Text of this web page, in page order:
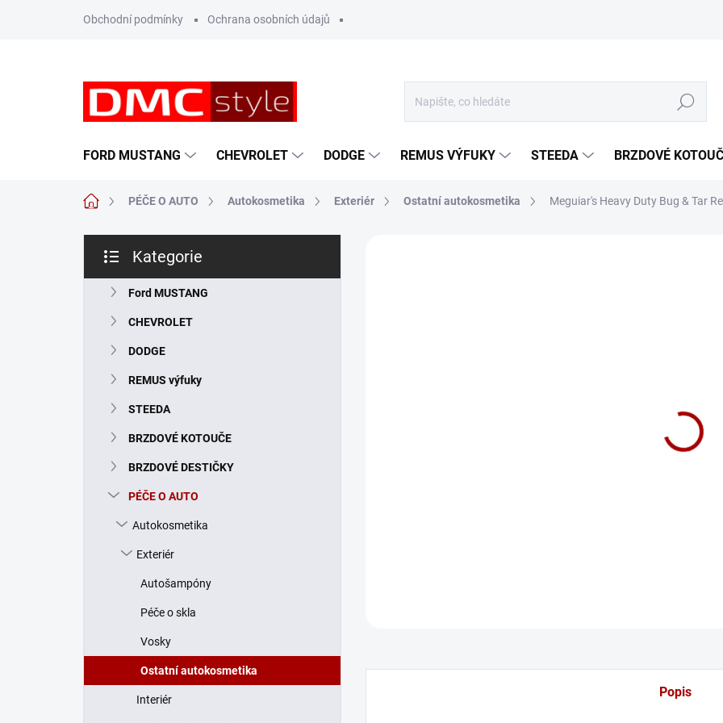
Obchodní podmínky Ochrana osobních údajů
Hledat
FORD MUSTANG CHEVROLET DODGE REMUS VÝFUKY STEEDA BRZDOVÉ
Domů PÉČE O AUTO Autokosmetika Exteriér Ostatní autokosmetika Meguiar's Heavy Duty Bug & Tar
s
kategorie
Kategorie
Ford MUSTANG
CHEVROLET
DODGE
REMUS výfuky
STEEDA
BRZDOVÉ KOTOUČE
BRZDOVÉ DESTIČKY
PÉČE O AUTO
Autokosmetika
Exteriér
Autošampóny
Péče o skla
Vosky
Ostatní autokosmetika
Interiér Popis